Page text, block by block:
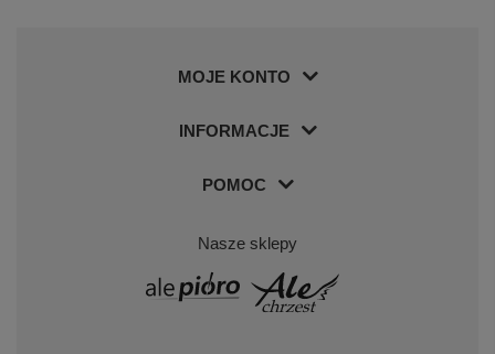
MOJE KONTO
INFORMACJE
POMOC
Nasze sklepy